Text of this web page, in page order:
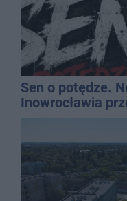
Sen o potędze.
Inowrocławia